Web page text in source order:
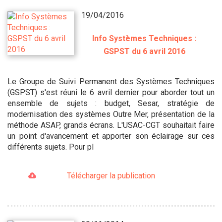
19/04/2016
Info Systèmes Techniques :
GSPST du 6 avril 2016
Le Groupe de Suivi Permanent des Systèmes Techniques
(GSPST) s'est réuni le 6 avril dernier pour aborder tout un
ensemble de sujets : budget, Sesar, stratégie de
modernisation des systèmes Outre Mer, présentation de la
méthode ASAP, grands écrans. L'USAC-CGT souhaitait faire
un point d'avancement et apporter son éclairage sur ces
différents sujets. Pour pl
Télécharger la publication